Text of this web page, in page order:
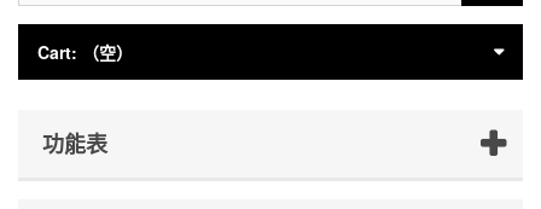
Cart: （空）
功能表